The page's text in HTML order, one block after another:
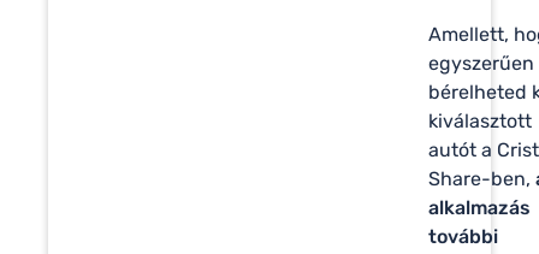
Amellett,
egyszerűen
bérelheted
kiválasztott
autót a
Share-ben,
alkalmazás
további